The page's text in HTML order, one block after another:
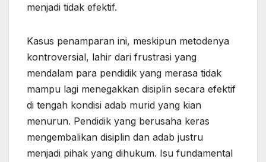
menjadi tidak efektif.
Kasus penamparan ini, meskipun metodenya
kontroversial, lahir dari frustrasi yang
mendalam para pendidik yang merasa tidak
mampu lagi menegakkan disiplin secara efektif
di tengah kondisi adab murid yang kian
menurun. Pendidik yang berusaha keras
mengembalikan disiplin dan adab justru
menjadi pihak yang dihukum. Isu fundamental